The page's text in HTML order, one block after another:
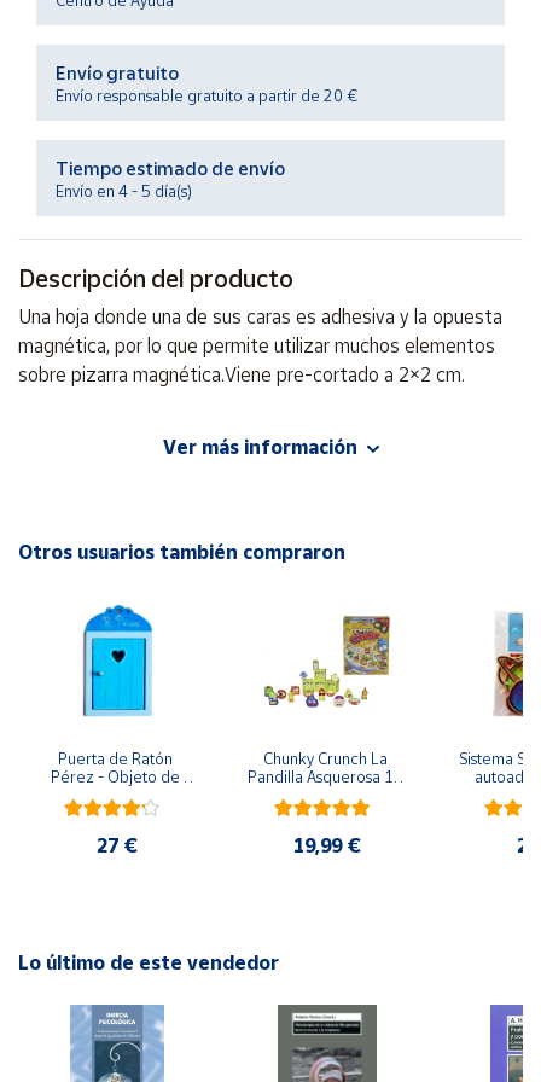
Productos
Ayuda
Centro
de ayuda
Contacto
Vendedores
Mapa de
Ubicación
Melilla
Envío gratuito
Envío responsable gratuito a partir de 20 €
Tiempo estimado de envío
Envío en 4 - 5 día(s)
Descripción del producto
Una hoja donde una de sus caras es adhesiva y la opuesta
magnética, por lo que permite utilizar muchos elementos
sobre pizarra magnética.Viene pre-cortado a 2×2 cm.
EAN: 8413082950101
piezas pequeñas. Peligro de asfixia
Ver más información
Otros usuarios también compraron
Puerta de Ratón
Pérez - Objeto de
madera
27 €
Chunky Crunch La
Pandilla Asquerosa 16
piezas
19,99 €
Sistema
Lo último de este vendedor